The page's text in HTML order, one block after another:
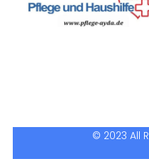
© 2023 All